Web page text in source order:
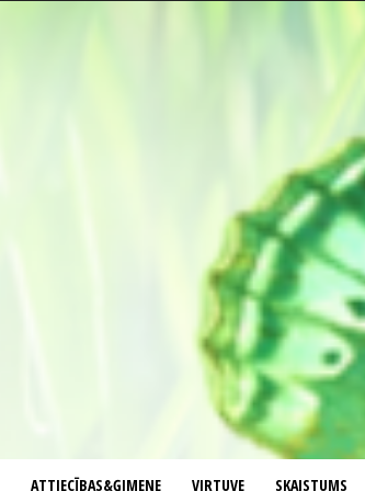
ATTIECĪBAS&ĢIMENE VIRTUVE SKAISTUMS